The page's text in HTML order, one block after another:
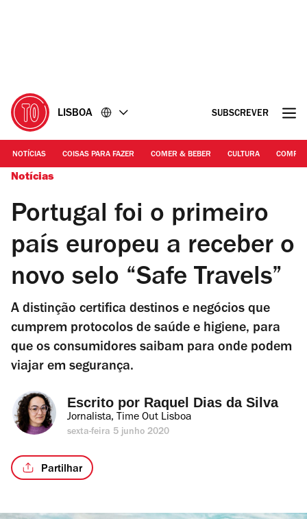
LISBOA SUBSCREVER
NOTÍCIAS COISAS PARA FAZER COMER & BEBER CULTURA
Notícias
Portugal foi o primeiro
país europeu a receber o
novo selo “Safe Travels”
A distinção certifica destinos e negócios que
cumprem protocolos de saúde e higiene, para
que os consumidores saibam para onde podem
viajar em segurança.
Escrito por Raquel Dias da Silva
Jornalista, Time Out Lisboa
sexta-feira 5 junho 2020
Partilhar